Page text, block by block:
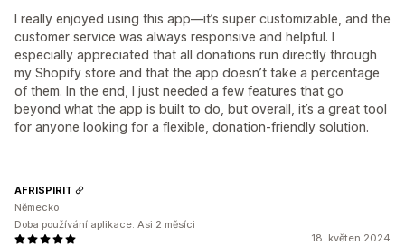
I really enjoyed using this app—it’s super customizable, and the
customer service was always responsive and helpful. I
especially appreciated that all donations run directly through
my Shopify store and that the app doesn’t take a percentage
of them. In the end, I just needed a few features that go
beyond what the app is built to do, but overall, it’s a great tool
for anyone looking for a flexible, donation-friendly solution.
18. květen 2024
AFRISPIRIT
Německo
Doba používání aplikace: Asi 2 měsíci